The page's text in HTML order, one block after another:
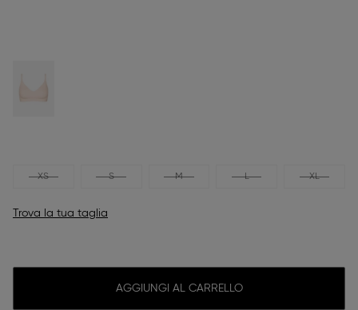
XS S M L XL
Trova la tua taglia
AGGIUNGI AL CARRELLO